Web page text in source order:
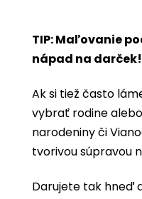
TIP: Maľovanie
nápad na darček!
Ak si tiež často
vybrať rodine
narodeniny či
tvorivou súpravou
Darujete tak hneď